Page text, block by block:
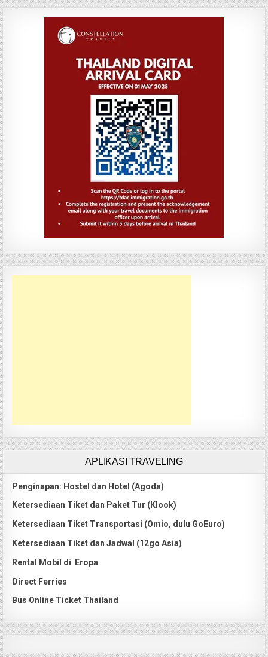
APLIKASI TRAVELING
Penginapan: Hostel dan Hotel (Agoda)
Ketersediaan Tiket dan Paket Tur (Klook)
Ketersediaan Tiket Transportasi (Omio, dulu GoEuro)
Ketersediaan Tiket dan Jadwal (12go Asia)
Rental Mobil di Eropa
Direct Ferries
Bus Online Ticket Thailand